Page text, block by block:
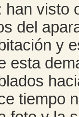
han visto
del
y
esta
tiempo